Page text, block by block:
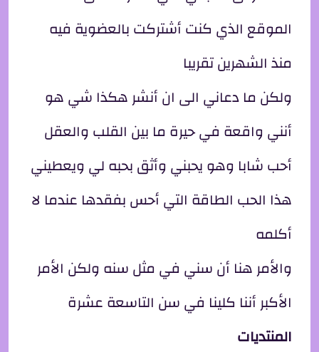
الموقع الذي كنت أشتركت بالعضوية فيه
منذ الشهرين تقريبا
ولكن ما دعاني الى ان أنشر هكذا شي هو
أنني واقعة في حيرة ما بين القلب والعقل
أحب شابا وهو يحبني وأثق بحبه لي ويعطيني
هذا الحب الطاقة التي أحس بفقدها عندما لا
أكلمه
والأمر هنا أن سني في مثل سنه ولكن الأمر
الأكبر أننا كلينا في سن التاسعة عشرة
المنتديات